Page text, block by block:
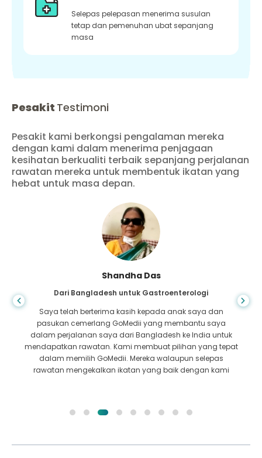
Selepas pelepasan menerima susulan
tetap dan pemenuhan ubat sepanjang
masa
Pesakit Testimoni
Pesakit kami berkongsi pengalaman mereka
dengan kami dalam menerima penjagaan
kesihatan berkualiti terbaik sepanjang perjalanan
rawatan mereka untuk membentuk ikatan yang
hebat untuk masa depan.
Shandha Das
Dari Bangladesh untuk Gastroenterologi
Saya telah berterima kasih kepada anak saya dan
pasukan cemerlang GoMedii yang membantu saya
dalam perjalanan saya dari Bangladesh ke India untuk
mendapatkan rawatan. Kami membuat pilihan yang tepat
dalam memilih GoMedii. Mereka walaupun selepas
rawatan mengekalkan ikatan yang baik dengan kami